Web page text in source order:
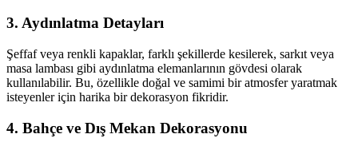
3. Aydınlatma Detayları
Şeffaf veya renkli kapaklar, farklı şekillerde kesilerek, sarkıt veya
masa lambası gibi aydınlatma elemanlarının gövdesi olarak
kullanılabilir. Bu, özellikle doğal ve samimi bir atmosfer yaratmak
isteyenler için harika bir dekorasyon fikridir.
4. Bahçe ve Dış Mekan Dekorasyonu